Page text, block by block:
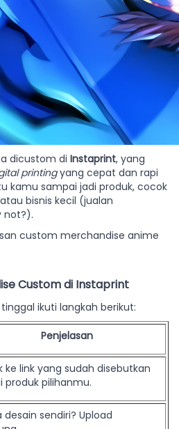
dicustom di Instaprint, yang
printingyang cepat dan rapi
kamu sampai jadi produk, cocok
bisnis kecil (jualan
not?).
custom merchandise anime
Custom di Instaprint
ikuti langkah berikut:
Penjelasan
ke link yang sudah disebutkan
produk pilihanmu.
desain sendiri? Upload